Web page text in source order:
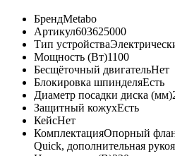
БрендMetabo
Артикул603625000
Тип устройства
Мощность (Вт)1100
Бесщёточный двигательНет
Блокировка шпинделяЕсть
Диаметр посадки диска (мм)
Защитный кожухЕсть
КейсНет
КомплектацияОпорный
Quick, дополнительная